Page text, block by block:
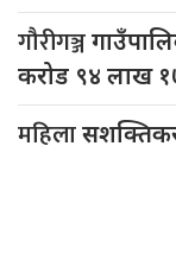
गौरीगञ्ज
करोड ९४ लाख
महिला